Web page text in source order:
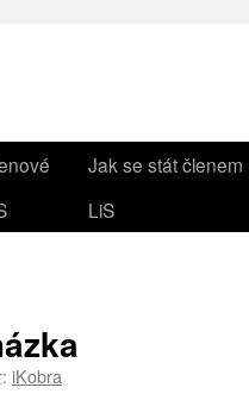
Jak se stát členem
LiS
iKobra